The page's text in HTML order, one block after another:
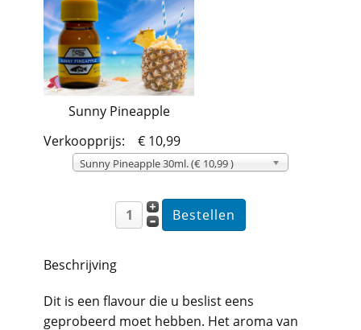
Sunny Pineapple
Verkoopprijs:
€ 10,99
Sunny Pineapple 30ml. (€ 10,99 )
Beschrijving
Dit is een flavour die u beslist eens
geprobeerd moet hebben. Het aroma van